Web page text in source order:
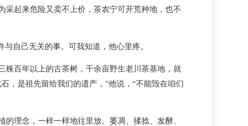
采起来危险又卖不上价，茶农宁可开荒种地，也不
自己无关的事。可我知道，他心里疼。
株百年以上的古茶树，千余亩野生老川茶基地，就
，是祖先留给我们的遗产，”他说，“不能毁在咱们
理念，一样一样地往里放。萎凋、揉捻、发酵、